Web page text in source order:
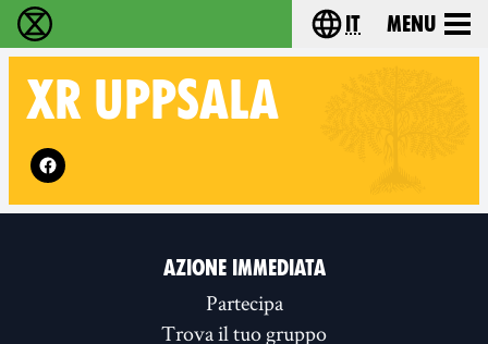
Extinction Rebellion - Home Choose your
it Menu
XR UPPSALA
Follow XR Uppsala on
AZIONE IMMEDIATA
Partecipa
Trova il tuo gruppo